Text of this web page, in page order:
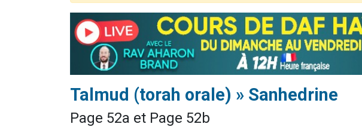
Talmud (torah orale) » Sanhedrine
Page 52a et Page 52b